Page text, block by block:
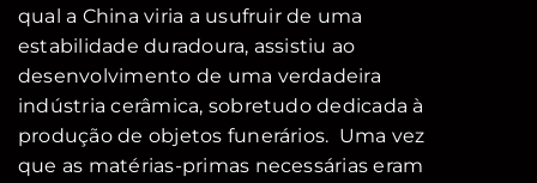
qual a China viria a usufruir de uma
estabilidade duradoura, assistiu ao
desenvolvimento de uma verdadeira
indústria cerâmica, sobretudo dedicada à
produção de objetos funerários. Uma vez
que as matérias-primas necessárias eram